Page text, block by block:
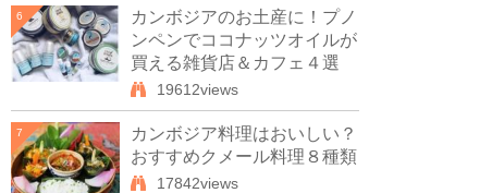
6
カンボジアのお土産に！プノ
ンペンでココナッツオイルが
買える雑貨店＆カフェ４選
19612views
7
カンボジア料理はおいしい？
おすすめクメール料理８種類
17842views